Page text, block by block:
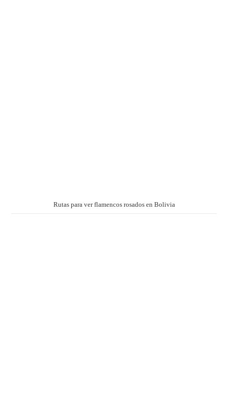
Rutas para ver flamencos rosados en Bolivia